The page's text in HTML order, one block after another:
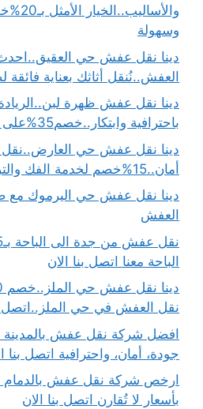
وسهولة
دينا نقل عفش حي
العفش..نُنقل أثاثك بعناية
دينا نقل عفش ظهرة
باحترافية وابتكار..خصم35%على جميع خدماتنا
أمان..15%خصم لخدمة الفك والتركيب
العفش
الباحة معنا اتصل بنا الان
نقل العفش في حي الملز..اتصل
جودة، أمان، واحترافية اتصل بنا
بأسعار لا تُقارن اتصل بنا الان